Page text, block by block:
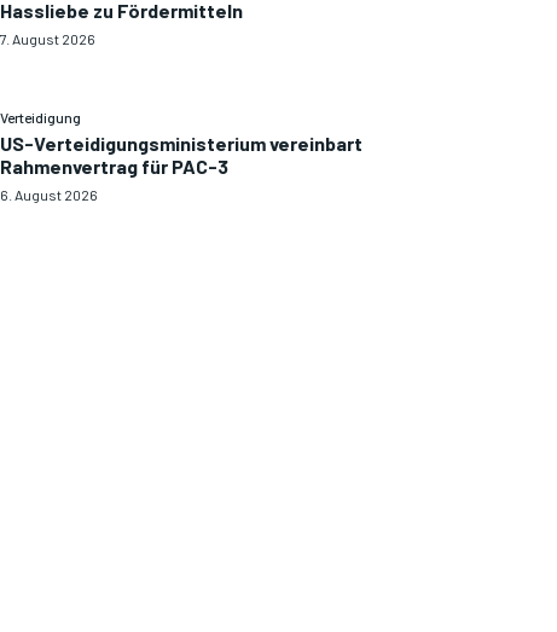
Hassliebe zu Fördermitteln
7. August 2026
Verteidigung
US-Verteidigungsministerium vereinbart
Rahmenvertrag für PAC-3
6. August 2026